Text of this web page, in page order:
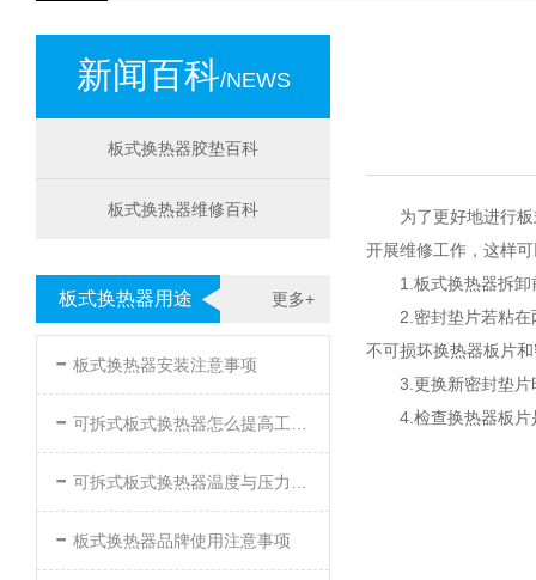
新闻百科/NEWS
板式换热器胶垫百科
板式换热器维修百科
更多+
板式换热器用途
- 板式换热器安装注意事项
- 可拆式板式换热器怎么提高工作效率
- 可拆式板式换热器温度与压力的要求
- 板式换热器品牌使用注意事项
为了更好地进行
开展维修工作，这样
1.板式换热器拆
2.密封垫片若粘
不可损坏换热器板片
3.更换新密封垫
4.检查换热器板